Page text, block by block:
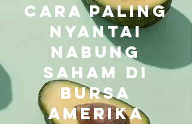
Cara Paling
Nyantai
Nabung
Saham di
Bursa
Amerika